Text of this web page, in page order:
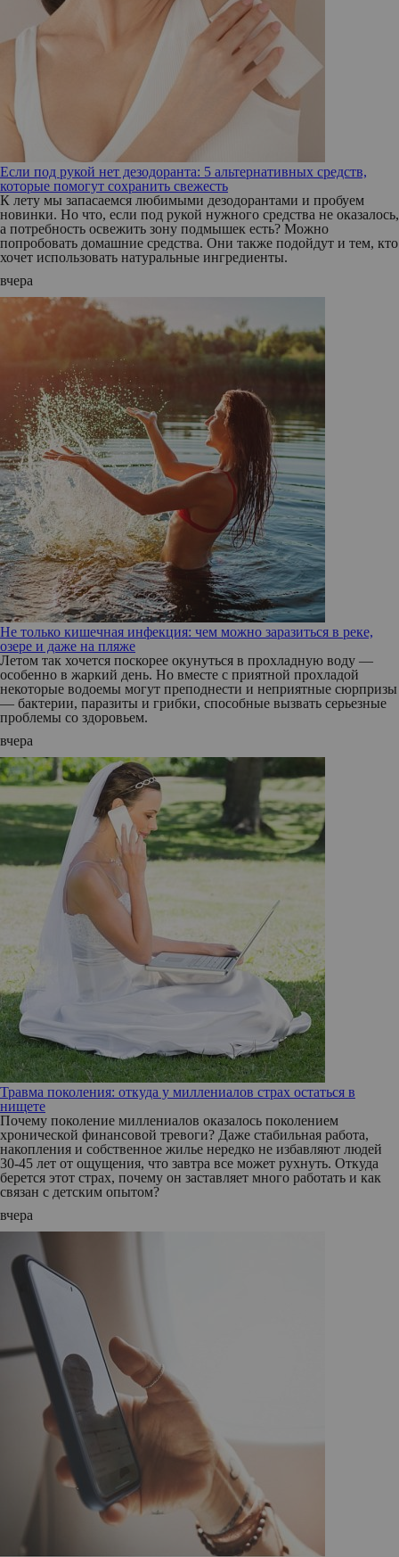
Если под рукой нет дезодоранта: 5 альтернативных средств,
которые помогут сохранить свежесть
К лету мы запасаемся любимыми дезодорантами и пробуем
новинки. Но что, если под рукой нужного средства не оказалось,
а потребность освежить зону подмышек есть? Можно
попробовать домашние средства. Они также подойдут и тем, кто
хочет использовать натуральные ингредиенты.
вчера
Не только кишечная инфекция: чем можно заразиться в реке,
озере и даже на пляже
Летом так хочется поскорее окунуться в прохладную воду —
особенно в жаркий день. Но вместе с приятной прохладой
некоторые водоемы могут преподнести и неприятные сюрпризы
— бактерии, паразиты и грибки, способные вызвать серьезные
проблемы со здоровьем.
вчера
Травма поколения: откуда у миллениалов страх остаться в
нищете
Почему поколение миллениалов оказалось поколением
хронической финансовой тревоги? Даже стабильная работа,
накопления и собственное жилье нередко не избавляют людей
30-45 лет от ощущения, что завтра все может рухнуть. Откуда
берется этот страх, почему он заставляет много работать и как
связан с детским опытом?
вчера